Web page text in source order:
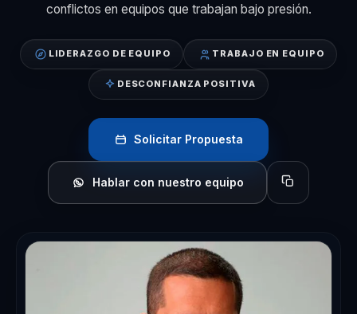
conflictos en equipos que trabajan bajo presión.
LIDERAZGO DE EQUIPO TRABAJO EN EQUIPO
DESCONFIANZA POSITIVA
Solicitar Propuesta
Hablar con nuestro equipo Copiar perfil